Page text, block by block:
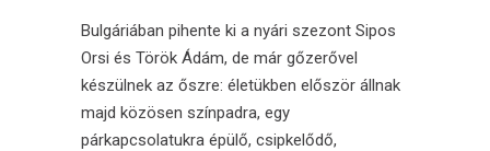
Bulgáriában pihente ki a nyári szezont Sipos
Orsi és Török Ádám, de már gőzerővel
készülnek az őszre: életükben először állnak
majd közösen színpadra, egy
párkapcsolatukra épülő, csipkelődő,